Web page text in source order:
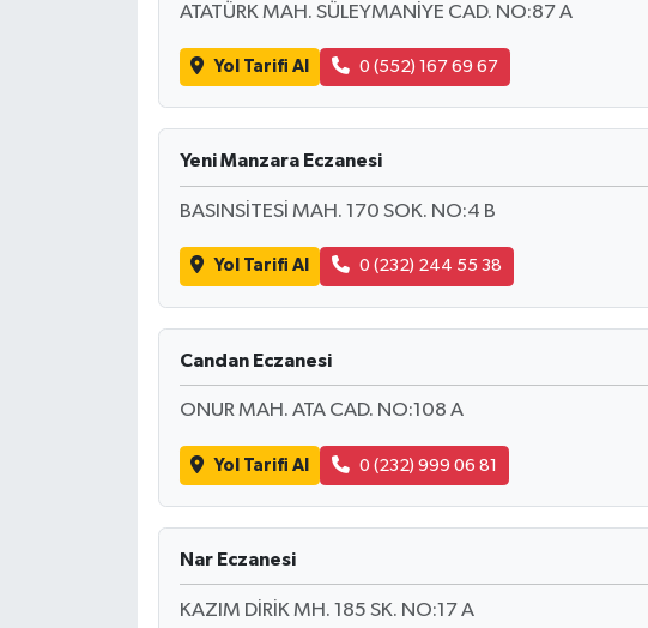
ATATÜRK MAH. SÜLEYMANİYE CAD. NO:87 A
Yol Tarifi Al 0 (552) 167 69 67
Yeni Manzara Eczanesi
BASINSİTESİ MAH. 170 SOK. NO:4 B
Yol Tarifi Al 0 (232) 244 55 38
Candan Eczanesi
ONUR MAH. ATA CAD. NO:108 A
Yol Tarifi Al 0 (232) 999 06 81
Nar Eczanesi
KAZIM DİRİK MH. 185 SK. NO:17 A